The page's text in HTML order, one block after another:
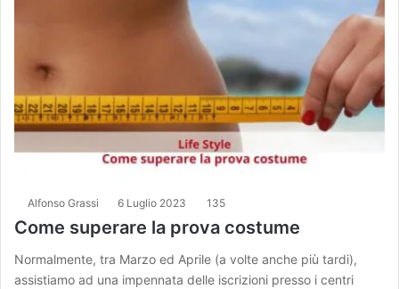
Alfonso Grassi 6 Luglio 2023 135
Come superare la prova costume
Normalmente, tra Marzo ed Aprile (a volte anche più tardi),
assistiamo ad una impennata delle iscrizioni presso i centri